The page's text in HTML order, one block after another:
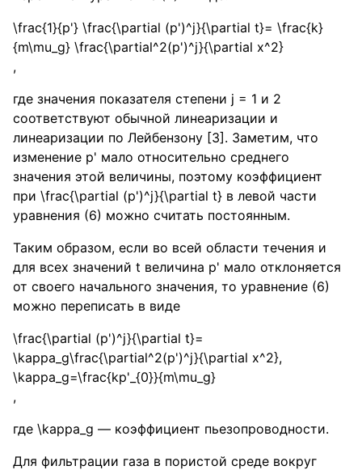
\frac{1}{p'} \frac{\partial (p')^j}{\partial t}= \frac{k}
{m\mu_g} \frac{\partial^2(p')^j}{\partial x^2}
,
где значения показателя степени j = 1 и 2
соответствуют обычной линеаризации и
линеаризации по Лейбензону [3]. Заметим, что
изменение p' мало относительно среднего
значения этой величины, поэтому коэффициент
при \frac{\partial (p')^j}{\partial t} в левой части
уравнения (6) можно считать постоянным.
Таким образом, если во всей области течения и
для всех значений t величина p' мало отклоняется
от своего начального значения, то уравнение (6)
можно переписать в виде
\frac{\partial (p')^j}{\partial t}=
\kappa_g\frac{\partial^2(p')^j}{\partial x^2},
\kappa_g=\frac{kp'_{0}}{m\mu_g}
,
где \kappa_g — коэффициент пьезопроводности.
Для фильтрации газа в пористой среде вокруг